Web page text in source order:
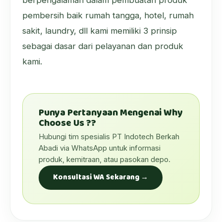
pembersih baik rumah tangga, hotel, rumah
sakit, laundry, dll kami memiliki 3 prinsip
sebagai dasar dari pelayanan dan produk
kami.
Punya Pertanyaan Mengenai Why
Choose Us ??
Hubungi tim spesialis PT Indotech Berkah
Abadi via WhatsApp untuk informasi
produk, kemitraan, atau pasokan depo.
Konsultasi WA Sekarang →